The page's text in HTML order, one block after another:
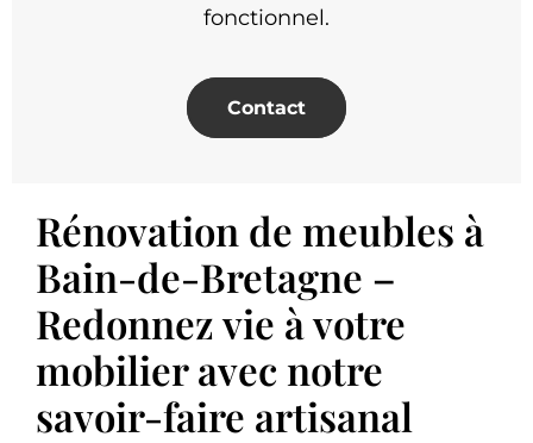
fonctionnel.
Contact
Rénovation de meubles à
Bain-de-Bretagne –
Redonnez vie à votre
mobilier avec notre
savoir-faire artisanal